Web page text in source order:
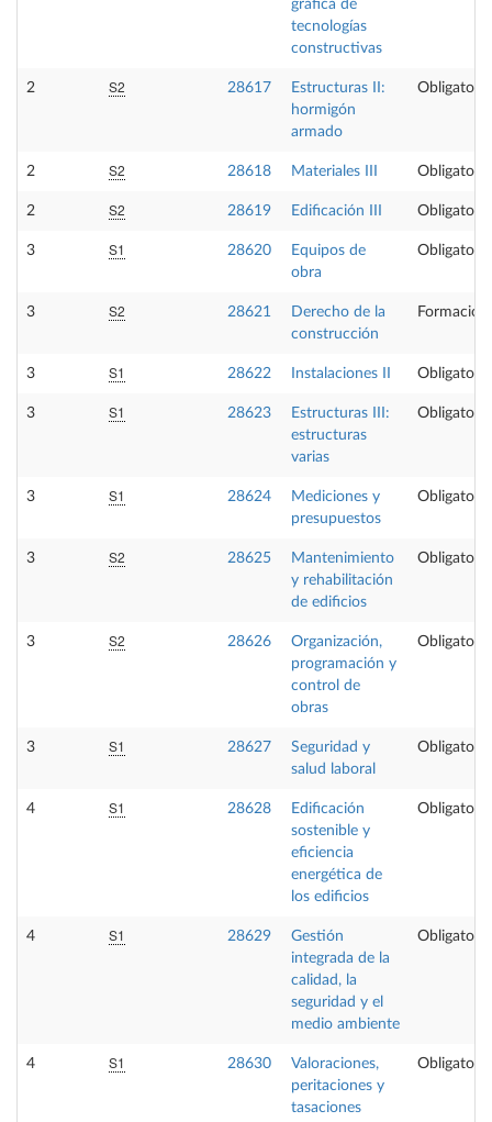
gráfica de
tecnologías
constructivas
2 S2 28617
Estructuras II:
hormigón
armado
Obligatoria
2 S2 28618 Materiales III Obligatoria
2 S2 28619 Edificación III Obligatoria
3 S1 28620
Equipos de
obra
Obligatoria
3 S2 28621
Derecho de la
construcción
Formación
3 S1 28622 Instalaciones II Obligatoria
3 S1 28623
Estructuras III:
estructuras
varias
Obligatoria
3 S1 28624
Mediciones y
presupuestos
Obligatoria
3 S2 28625
Mantenimiento
y rehabilitación
de edificios
Obligatoria
3 S2 28626
Organización,
programación y
control de
obras
Obligatoria
3 S1 28627
Seguridad y
salud laboral
Obligatoria
4 S1 28628
Edificación
sostenible y
eficiencia
energética de
los edificios
Obligatoria
4 S1 28629
Gestión
integrada de la
calidad, la
seguridad y el
medio ambiente
Obligatoria
4 S1 28630
Valoraciones,
peritaciones y
tasaciones
Obligatoria